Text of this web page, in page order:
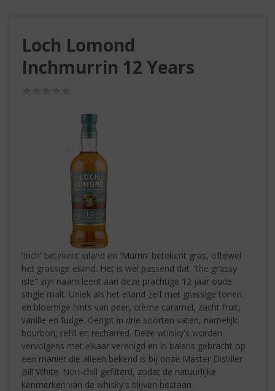
Loch Lomond
Inchmurrin 12 Years
'Inch' betekent eiland en 'Murrin' betekent gras, oftewel
het grassige eiland. Het is wel passend dat "the grassy
isle" zijn naam leent aan deze prachtige 12 jaar oude
single malt. Uniek als het eiland zelf met grassige tonen
en bloemige hints van peer, crème caramel, zacht fruit,
vanille en fudge. Gerijpt in drie soorten vaten, namelijk:
bourbon, refill en recharred. Deze whisky's worden
vervolgens met elkaar verenigd en in balans gebracht op
een manier die alleen bekend is bij onze Master Distiller
Bill White. Non-chill gefilterd, zodat de natuurlijke
kenmerken van de whisky's blijven bestaan.